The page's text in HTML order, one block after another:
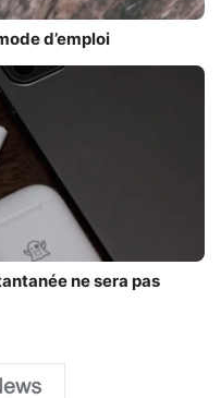
d’emploi
ne sera pas